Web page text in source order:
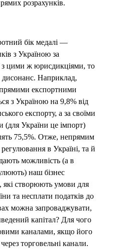
розрахунків.
бік медалі —
з Україною за
цими ж юрисдикціями, то
Наприклад,
прямими експортними
з Україною на 9,8% від
експорту, а за своїми
(для України це імпорт)
75,5%. Отже, непрямим
в Україні, та й
можливість (а в
наш бізнес
які створюють умови для
та несплати податків до
можна запроваджувати,
капітал? Для чого
каналами, якщо його
торговельні канали.